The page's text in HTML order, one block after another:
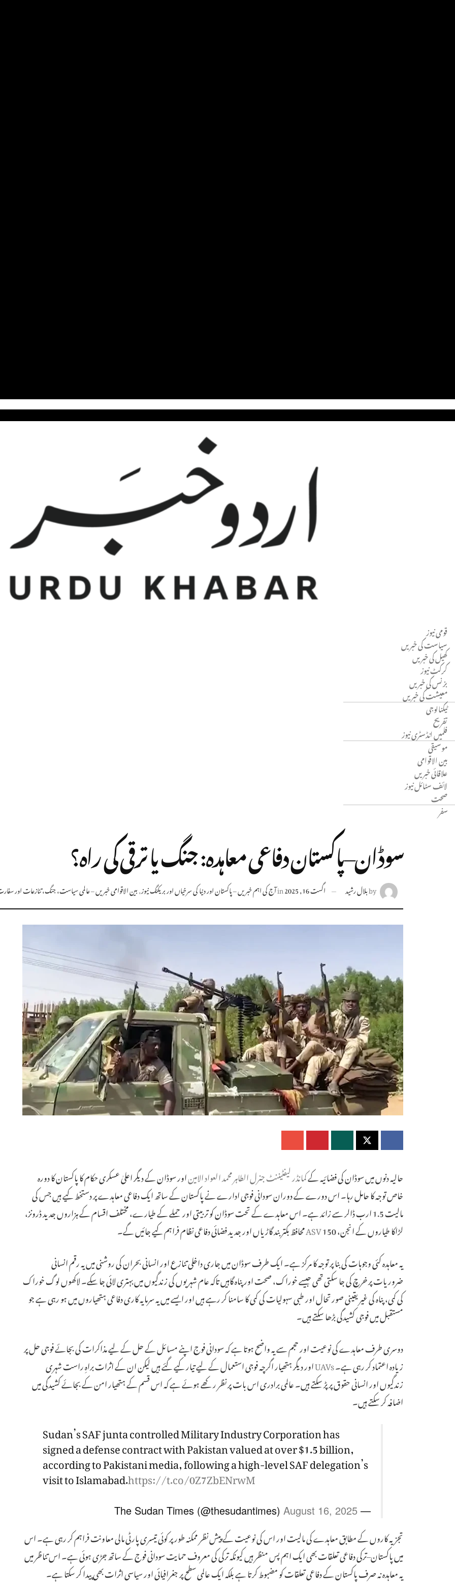
Menuقومی نیوز
سیاست کی خبریں
کھیل کی خبریں
کرکٹ نیوز
بزنس کی خبریں
معیشت کی خبریں
ٹیکنالوجی
تفریح
فلمیں انڈسٹری نیوز
موسیقی
بین الاقوامی
علاقائی خبریں
لائف سٹائل نیوز
صحت
سفر
سوڈان–پاکستان دفاعی معاہدہ: جنگ یا ترقی کی راہ؟
byبلال رشید اگست 16, 2025 inآج کی اہم خبریں – پاکستان اور دنیا کی سرخیاں اور بریکنگ نیوز,بین الاقوامی خبریں – عالمی سیاست، جنگ، تنازعات اور
حالیہ دنوں میں سوڈان کی فضائیہ کےکمانڈر لیفٹیننٹ جنرل الطاہر محمد العواد الامیناور سوڈان کے دیگر اعلیٰ عسکری حکام کا پاکستان کا دورہ
خاص توجہ کا حامل رہا۔ اس دورے کے دوران سودانی فوجی ادارے نے پاکستان کے ساتھ ایک دفاعی معاہدے پر دستخط کیے ہیں جس کی
مالیت 1.5 ارب ڈالر سے زائد ہے۔ اس معاہدے کے تحت سوڈان کو تربیتی اور حملے کے طیارے، مختلف اقسام کے ہزاروں جدید ڈرونز،
لڑاکا طیاروں کے انجن، 150
ASVمحافظ بکتر بند گاڑیاں اور جدید فضائی دفاعی نظام فراہم کیے جائیں گے۔
یہ معاہدہ کئی وجوہات کی بنا پر توجہ کا مرکز ہے۔ ایک طرف سوڈان میں جاری داخلی تنازع اور انسانی بحران کی روشنی میں یہ رقم انسانی
ضروریات پر خرچ کی جا سکتی تھی جیسے خوراک، صحت اور پناہ گاہیں تاکہ عام شہریوں کی زندگیوں میں بہتری لائی جا سکے۔ لاکھوں لوگ خوراک
کی کمی، پناہ کی غیر یقینی صورتحال اور طبی سہولیات کی کمی کا سامنا کر رہے ہیں اور ایسے میں یہ سرمایہ کاری دفاعی ہتھیاروں میں ہو رہی ہے جو
مستقبل میں فوجی کشیدگی بڑھا سکتے ہیں۔
دوسری طرف معاہدے کی نوعیت اور حجم سے یہ واضح ہوتا ہے کہ سودانی فوج اپنے مسائل کے حل کے لیے مذاکرات کی بجائے فوجی حل پر
زیادہ اعتماد کر رہی ہے۔UAVsاور دیگر ہتھیار اگرچہ فوجی استعمال کے لیے تیار کیے گئے ہیں لیکن ان کے اثرات براہِ راست شہری
زندگیوں اور انسانی حقوق پر پڑ سکتے ہیں۔ عالمی برادری اس بات پر نظر رکھے ہوئے ہے کہ اس قسم کے ہتھیار امن کے بجائے کشیدگی میں
اضافہ کر سکتے ہیں۔
Sudan’s SAF junta controlled Military Industry Corporation has
signed a defense contract with Pakistan valued at over $1.5 billion,
according to Pakistani media, following a high-level SAF delegation’s
visit to Islamabad.https://t.co/0Z7ZbENrwM
— The Sudan Times (@thesudantimes)
August 16, 2025
تجزیہ کاروں کے مطابق معاہدے کی مالیت اور اس کی نوعیت کے پیش نظر ممکنہ طور پر کوئی تیسری پارٹی مالی معاونت فراہم کر رہی ہے۔ اس
میں پاکستان–ترکی دفاعی تعلقات بھی ایک اہم پس منظر ہیں کیونکہ ترکی کی معروف حمایت سودانی فوج کے ساتھ جڑی ہوئی ہے۔ اس تناظر میں
یہ معاہدہ نہ صرف پاکستان کے دفاعی تعلقات کو مضبوط کرتا ہے بلکہ ایک عالمی سطح پر جغرافیائی اور سیاسی اثرات بھی پیدا کر سکتا ہے۔